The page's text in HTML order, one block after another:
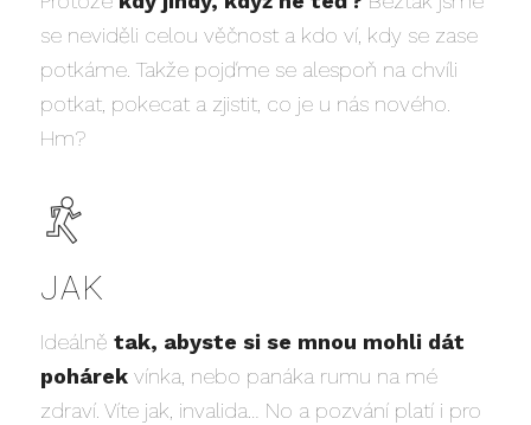
se neviděli celou věčnost a kdo ví, kdy se zase
potkáme. Takže pojďme se alespoň na chvíli
potkat, pokecat a zjistit, co je u nás nového.
Hm?
JAK
Ideálně tak, abyste si se mnou mohli dát
pohárekvínka, nebo panáka rumu na mé
zdraví. Víte jak, invalida… No a pozvání platí i pro